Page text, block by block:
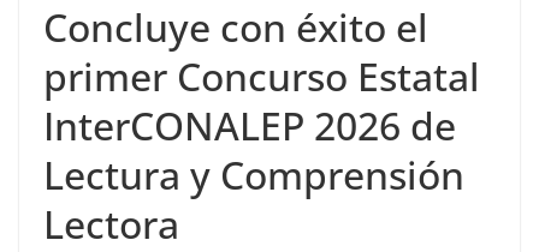
Concluye con éxito el
primer Concurso Estatal
InterCONALEP 2026 de
Lectura y Comprensión
Lectora